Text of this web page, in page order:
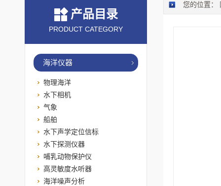
您的位置：
产品目录
PRODUCT CATEGORY
海洋仪器
物理海洋
水下相机
气象
船舶
水下声学定位信标
水下探测仪器
哺乳动物保护仪
高灵敏度水听器
海洋噪声分析